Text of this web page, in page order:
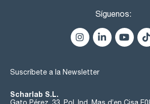
Síguenos:
Suscríbete a la Newsletter
Scharlab S.L.